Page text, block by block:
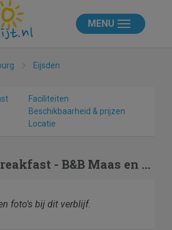
MENU
Eijsden
Faciliteiten
Beschikbaarheid & prijzen
Locatie
Bed and breakfast - B&B Maas en Heuvel
foto's bij dit verblijf.